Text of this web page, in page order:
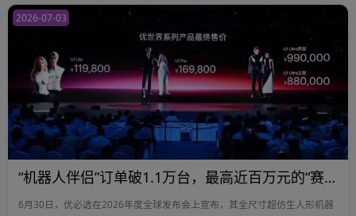
绩预告，归母净利润均实现同比大幅增长。
“机器人伴侣”订单破1.1万台，最高近百万元的“赛博伴侣”谁会买单？
6月30日，优必选在2026年度全球发布会上宣布，其全尺寸超仿生人形机器
2026-07-03